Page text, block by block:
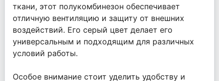
ткани, этот полукомбинезон обеспечивает
отличную вентиляцию и защиту от внешних
воздействий. Его серый цвет делает его
универсальным и подходящим для различных
условий работы.
Особое внимание стоит уделить удобству и